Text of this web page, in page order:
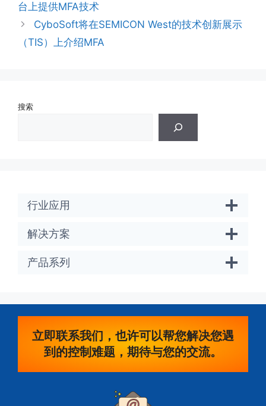
台上提供MFA技术
CyboSoft将在SEMICON West的技术创新展示
（TIS）上介绍MFA
搜索
行业应用
解决方案
产品系列
立即联系我们，也许可以帮您解决您遇
到的控制难题，期待与您的交流。